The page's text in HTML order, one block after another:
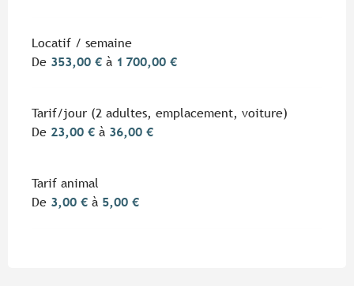
Locatif / semaine
De 353,00 € à 1 700,00 €
Tarif/jour (2 adultes, emplacement, voiture)
De 23,00 € à 36,00 €
Tarif animal
De 3,00 € à 5,00 €